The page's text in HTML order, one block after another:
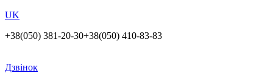
UK
+38(050) 381-20-30+38(050) 410-83-83
Дзвінок